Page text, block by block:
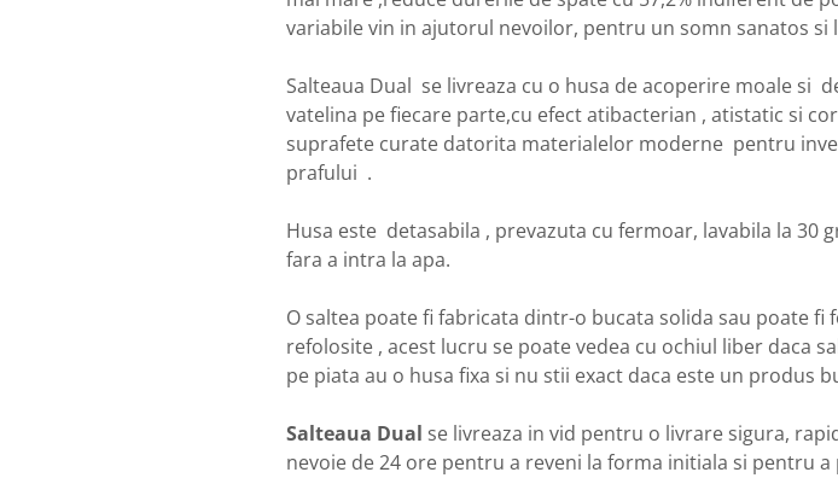
variabile vin in ajutorul nevoilor, pentru un somn sanatos
Salteaua Dual se livreaza cu o husa de acoperire moale si
vatelina pe fiecare parte,cu efect atibacterian , atistatic si
suprafete curate datorita materialelor moderne pentru
prafului .
Husa este detasabila , prevazuta cu fermoar, lavabila la 30
fara a intra la apa.
O saltea poate fi fabricata dintr-o bucata solida sau poate
refolosite , acest lucru se poate vedea cu ochiul liber daca
pe piata au o husa fixa si nu stii exact daca este un produs
Salteaua Dual se livreaza in vid pentru o livrare sigura,
nevoie de 24 ore pentru a reveni la forma initiala si pentru